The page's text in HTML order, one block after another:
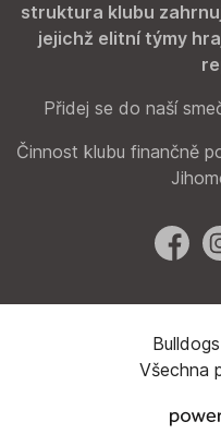
struktura klubu
jejichž elitní týmy
Přidej se do naší
Činnost klubu finančně
Všechna